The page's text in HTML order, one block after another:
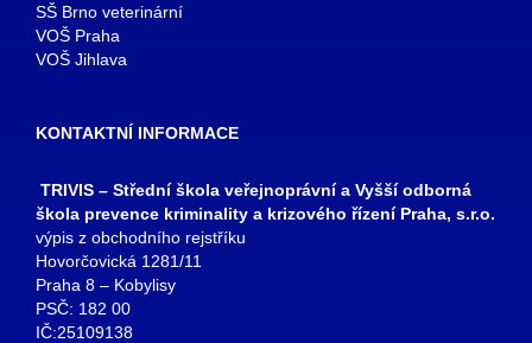
SŠ Brno veterinární
VOŠ Praha
VOŠ Jihlava
KONTAKTNÍ INFORMACE
TRIVIS – Střední škola veřejnoprávní a Vyšší odborná
škola prevence kriminality a krizového řízení Praha, s.r.o.
výpis z obchodního rejstříku
Hovorčovická 1281/11
Praha 8 – Kobylisy
PSČ: 182 00
IČ:25109138